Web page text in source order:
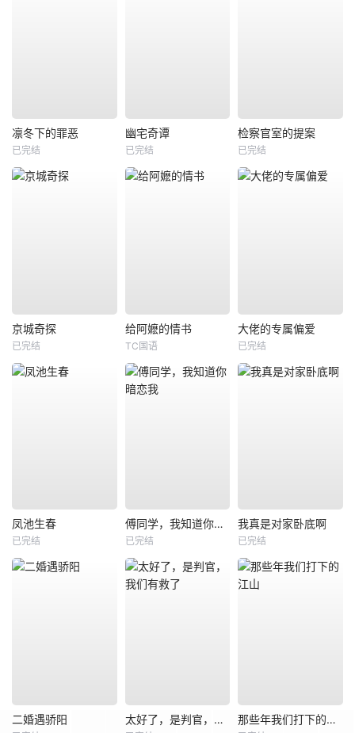
凛冬下的罪恶
已完结
幽宅奇谭
已完结
检察官室的提案
已完结
京城奇探
已完结
给阿嬷的情书
TC国语
大佬的专属偏爱
已完结
凤池生春
已完结
傅同学，我知道你暗恋我
已完结
我真是对家卧底啊
已完结
二婚遇骄阳 太好了，是判官，我们有救了 那些年我们打下的江山